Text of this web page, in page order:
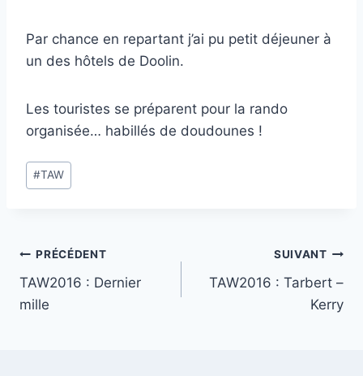
Par chance en repartant j’ai pu petit déjeuner à
un des hôtels de Doolin.
Les touristes se préparent pour la rando
organisée… habillés de doudounes !
Étiquettes
de
#TAW
Navigation
de
PRÉCÉDENT
TAW2016 : Dernier
mille
SUIVANT
TAW2016 : Tarbert –
Kerry